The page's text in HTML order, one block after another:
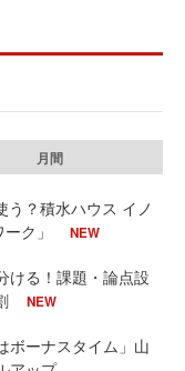
月間
？積水ハウス イノ
ク」
NEW
ける！課題・論点設
NEW
ボーナスタイム」山